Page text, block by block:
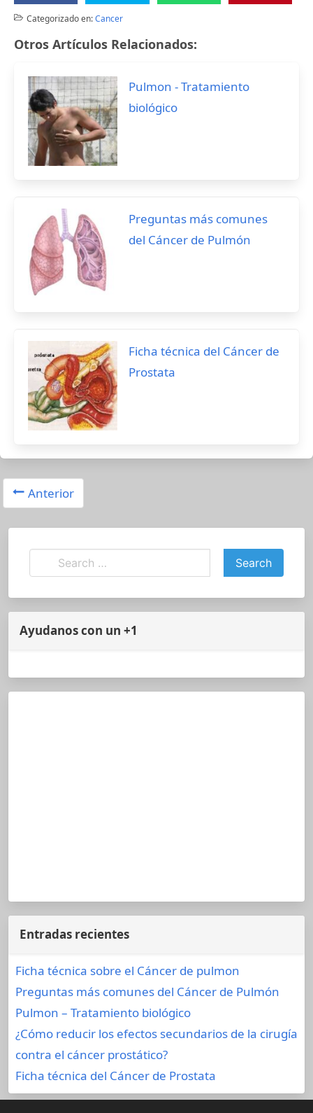
Categorizado en:Cancer
Otros Artículos Relacionados:
Pulmon - Tratamiento
biológico
Preguntas más comunes
del Cáncer de Pulmón
Ficha técnica del Cáncer de
Prostata
Anterior
Ayudanos con un +1
Entradas recientes
Ficha técnica sobre el Cáncer de pulmon
Preguntas más comunes del Cáncer de Pulmón
Pulmon – Tratamiento biológico
¿Cómo reducir los efectos secundarios de la cirugía
contra el cáncer prostático?
Ficha técnica del Cáncer de Prostata